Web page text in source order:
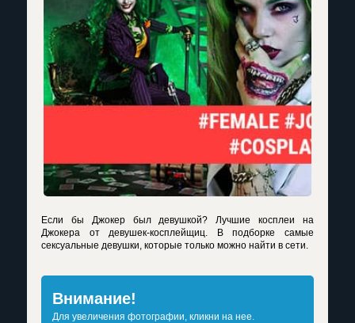
Если бы Джокер был девушкой? Лучшие косплеи на
Джокера от девушек-косплейщиц. В подборке самые
сексуальные девушки, которые только можно найти в сети.
Внимание!
Для увеличения фотографии, кликни на нее.